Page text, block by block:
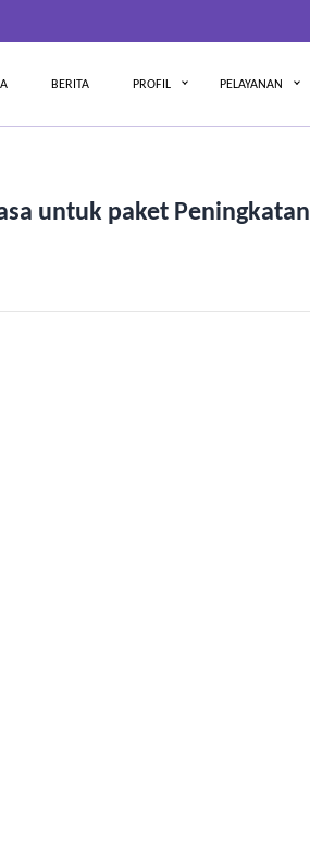
BERITA PROFIL PELAYANAN
untuk paket Peningkatan